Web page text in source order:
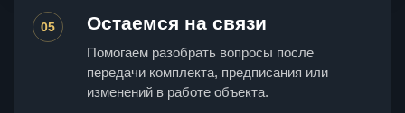
05 Остаемся на связи
Помогаем разобрать вопросы после
передачи комплекта, предписания или
изменений в работе объекта.